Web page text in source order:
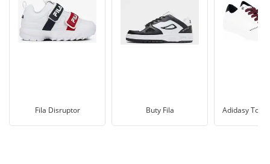
Fila Disruptor Buty Fila Adidasy